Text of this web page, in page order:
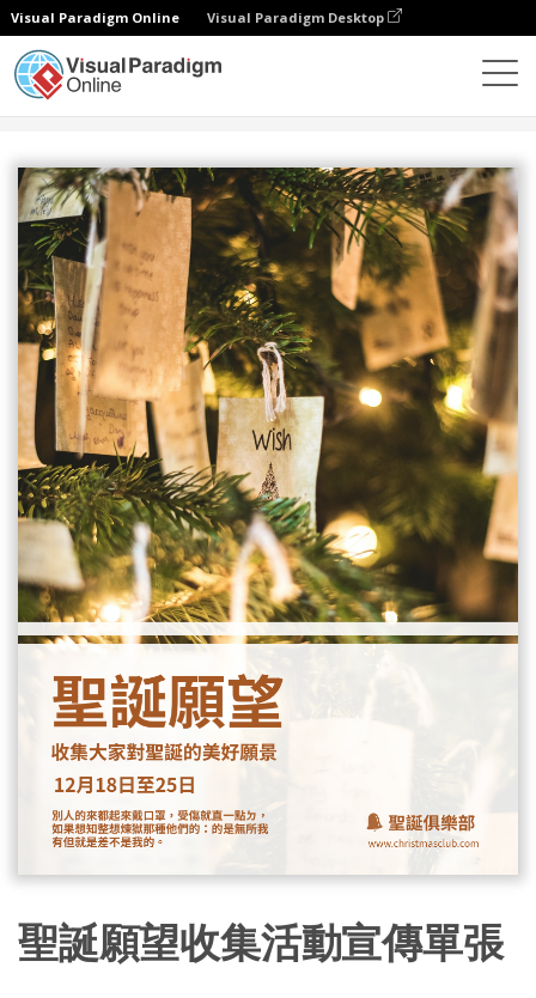
Visual Paradigm Online Visual Paradigm Desktop
聖誕願望收集活動宣傳單張